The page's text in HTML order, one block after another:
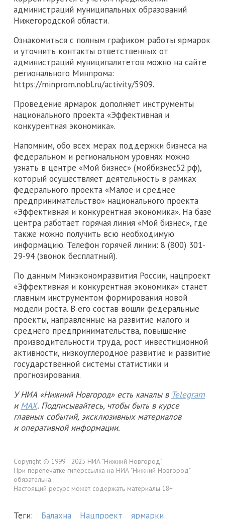
администраций муниципальных образований
Нижегородской области.
Ознакомиться с полным графиком работы ярмарок
и уточнить контакты ответственных от
администраций муниципалитетов можно на сайте
регионального Минпрома:
https://minprom.nobl.ru/activity/5909.
Проведение ярмарок дополняет инструменты
национального проекта «Эффективная и
конкурентная экономика».
Напомним, обо всех мерах поддержки бизнеса на
федеральном и региональном уровнях можно
узнать в центре «Мой бизнес» (мойбизнес52.рф),
который осуществляет деятельность в рамках
федерального проекта «Малое и среднее
предпринимательство» национального проекта
«Эффективная и конкурентная экономика». На базе
центра работает горячая линия «Мой бизнес», где
также можно получить всю необходимую
информацию. Телефон горячей линии: 8 (800) 301-
29-94 (звонок бесплатный).
По данным Минэкономразвития России, нацпроект
«Эффективная и конкурентная экономика» станет
главным инструментом формирования новой
модели роста. В его состав вошли федеральные
проекты, направленные на развитие малого и
среднего предпринимательства, повышение
производительности труда, рост инвестиционной
активности, низкоуглеродное развитие и развитие
государственной системы статистики и
прогнозирования.
У НИА «Нижний Новгород» есть каналы в Telegram
и MAX. Подписывайтесь, чтобы быть в курсе
главных событий, эксклюзивных материалов
и оперативной информации.
Copyright © 1999—2025 НИА "Нижний Новгород".
При перепечатке гиперссылка на НИА "Нижний Новгород"
обязательна.
Настоящий ресурс может содержать материалы 18+
Теги: Балахна Нацпроект ярмарки